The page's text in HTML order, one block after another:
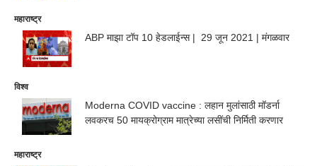
महाराष्ट्र
ABP माझा टॉप 10 हेडलाईन्स | 29 जून 2021 | मंगळवार
विश्व
Moderna COVID vaccine : लहान मुलांसाठी मॉडर्ना
लवकरच 50 मायक्रोग्राम मात्रेच्या लसींची निर्मिती करणार
महाराष्ट्र